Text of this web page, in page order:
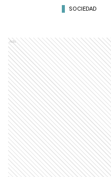
SOCIEDAD
Ads